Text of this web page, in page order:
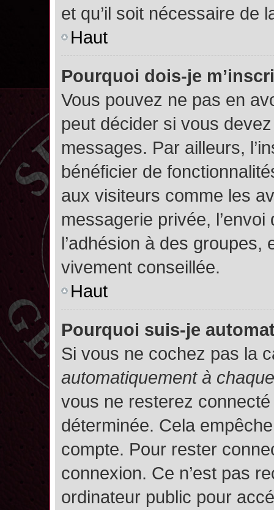
et qu’il soit nécessaire de
Haut
Pourquoi dois-je
Vous pouvez ne pas en
peut décider si vous
messages. Par ailleurs,
bénéficier de
aux visiteurs comme les
messagerie privée,
l’adhésion à des groupes,
vivement conseillée.
Haut
Pourquoi suis-je
Si vous ne cochez pas la
automatiquement à
vous ne resterez
déterminée. Cela
compte. Pour rester
connexion. Ce n’est pas
ordinateur public pour